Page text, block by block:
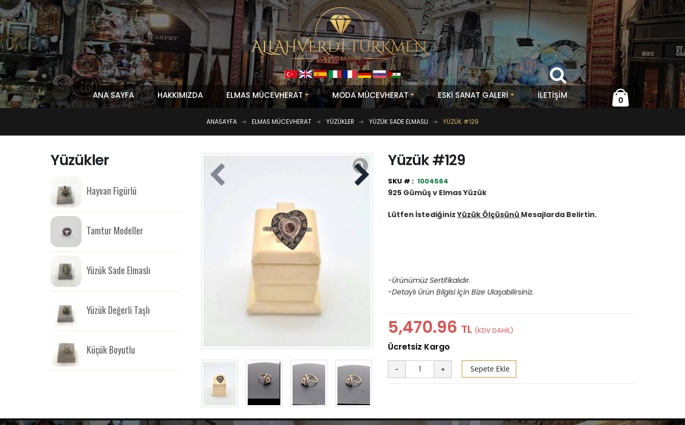
0
ANA SAYFA HAKKIMIZDA ELMAS MÜCEVHERAT MODA MÜCEVHERAT ESKİ SANAT GALERİ İLETIŞIM
ANASAYFA ELMAS MÜCEVHERAT YÜZÜKLER YÜZÜK SADE ELMASLI YÜZÜK #129
Yüzük #129
1004564
925 Gümüş v Elmas Yüzük
Lütfen İstediğinizYüzük Ölçüsünü Mesajlarda Belirtin.
-Ürünümüz Sertifikalıdır.
-Detaylı Ürün Bilgisi İçin Bize Ulaşabilirsiniz.
5,470.96 TL
Sepete Ekle
Yüzükler
Hayvan Figürlü
Tamtur Modeller
Yüzük Sade Elmaslı
Yüzük Değerli Taşlı
Küçük Boyutlu